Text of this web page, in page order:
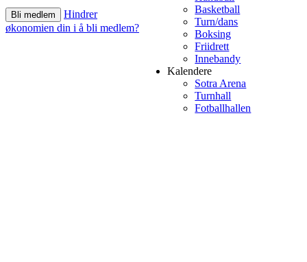
Bli medlem
Hindrer
økonomien din i å bli medlem?
Basketball
Turn/dans
Boksing
Friidrett
Innebandy
Kalendere
Sotra Arena
Turnhall
Fotballhallen